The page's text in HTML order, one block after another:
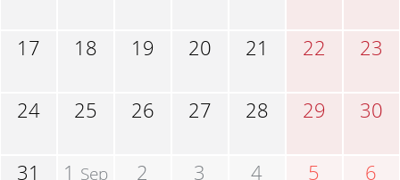
17 18 19 20 21 22 23
24 25 26 27 28 29 30
31 1 Sep 2 3 4 5 6